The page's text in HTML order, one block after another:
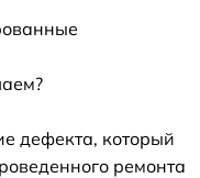
дефекта, который
ремонта